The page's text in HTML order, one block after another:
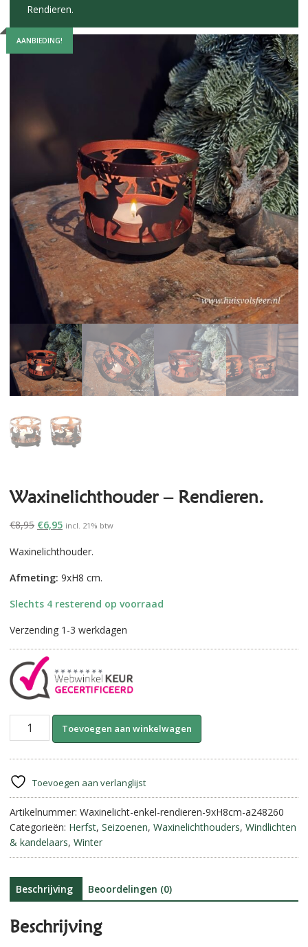
Rendieren.
AANBIEDING!
Waxinelichthouder – Rendieren.
€8,95 Oorspronkelijke
was:
€6,95Huidige
is:
incl. 21% btw
Waxinelichthouder.
Afmeting: 9xH8 cm.
Slechts 4 resterend op voorraad
Verzending 1-3 werkdagen
Waxinelichthouder
Toevoegen aan winkelwagen
n
a
t
v
Toevoegen aan verlanglijst
Artikelnummer: Waxinelicht-enkel-rendieren-9xH8cm-a248260
Categorieën: Herfst, Seizoenen, Waxinelichthouders, Windlichten
& kandelaars, Winter
Beschrijving Beoordelingen (0)
Beschrijving